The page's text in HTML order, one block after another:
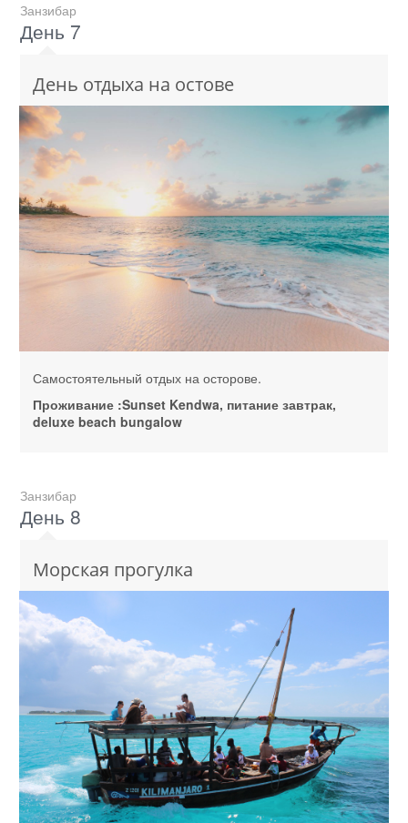
Занзибар
День 7
День отдыха на остове
Самостоятельный отдых на осторове.
Проживание :Sunset Kendwa, питание завтрак,
deluxe beach bungalow
Занзибар
День 8
Морская прогулка